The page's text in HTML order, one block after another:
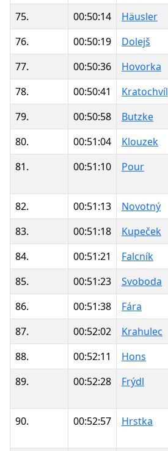
75.
00:50:14 Häusler
76.
00:50:19 Dolejš
77.
00:50:36 Hovorka
78.
00:50:41 Kratochvíl
79.
00:50:58 Butzke
80.
00:51:04 Klouzek
81.
00:51:10 Pour
82. 00:51:13 Novotný
83.
00:51:18 Kupeček
84.
00:51:21 Falcník
85.
00:51:23 Svoboda
86.
00:51:38 Fára
87.
00:52:02 Krahulec
88.
00:52:11 Hons
89.
00:52:28 Frýdl
90. 00:52:57 Hrstka